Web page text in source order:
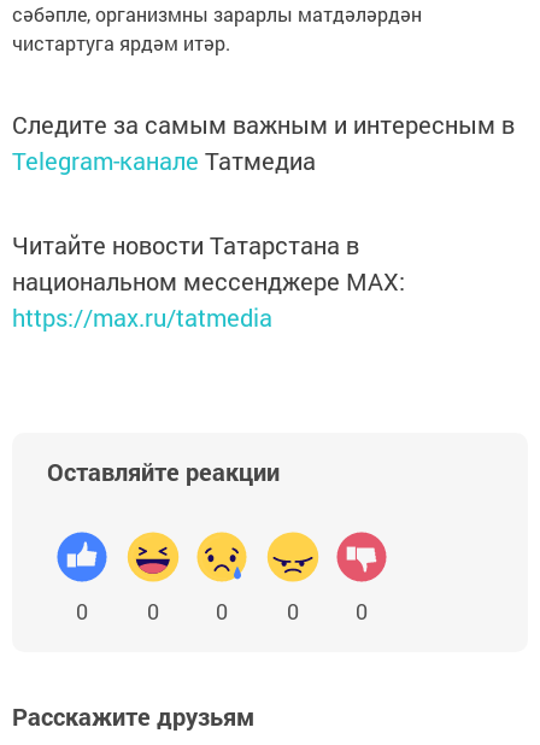
сәбәпле, организмны зарарлы матдәләрдән
чистартуга ярдәм итәр.
Следите за самым важным и интересным в
Telegram-канале Татмедиа
Читайте новости Татарстана в
национальном мессенджере MАХ:
https://max.ru/tatmedia
Оставляйте реакции
0 0 0 0 0
Расскажите друзьям